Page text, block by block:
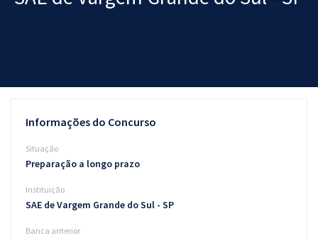
Questões grátis
Blog
Aprovados
Informações do Concurso
Situação
Preparação a longo prazo
Instituição
SAE de Vargem Grande do Sul - SP
Banca anterior